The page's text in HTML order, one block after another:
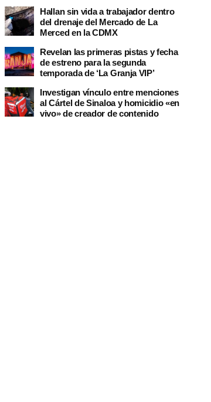
Hallan sin vida a trabajador dentro
del drenaje del Mercado de La
Merced en la CDMX
Revelan las primeras pistas y fecha
de estreno para la segunda
temporada de ‘La Granja VIP’
Investigan vínculo entre menciones
al Cártel de Sinaloa y homicidio «en
vivo» de creador de contenido